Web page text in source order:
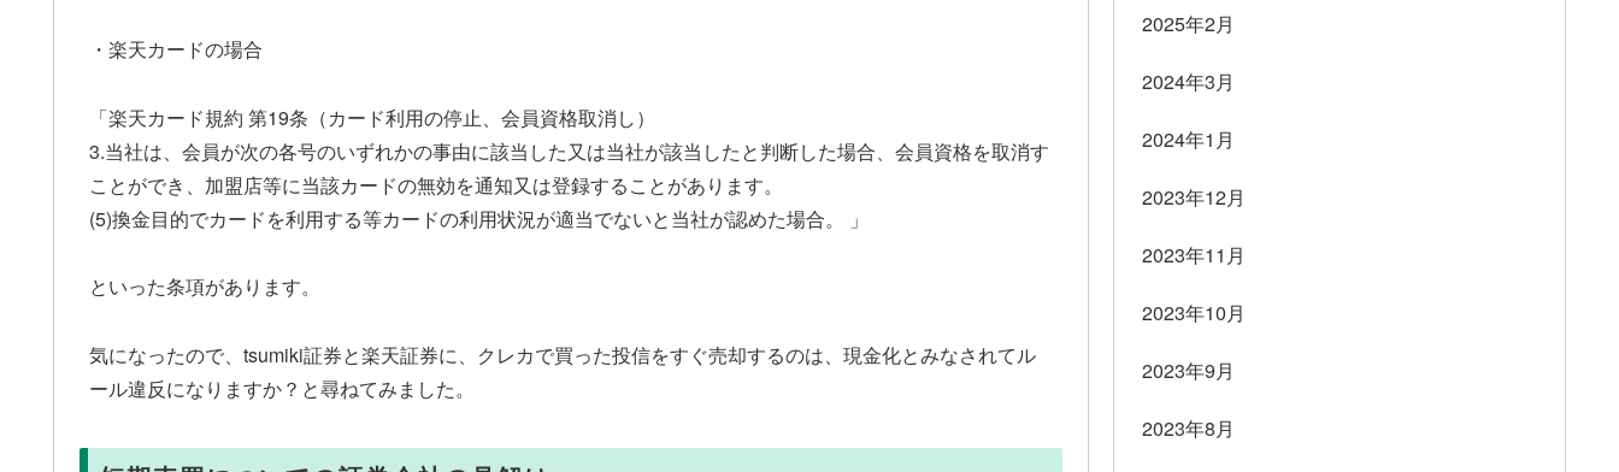
・楽天カードの場合
「楽天カード規約 第19条（カード利用の停止、会員資格取消し）
3.当社は、会員が次の各号のいずれかの事由に該当した又は当社が該当したと判断した場合、会員資格を取消す
ことができ、加盟店等に当該カードの無効を通知又は登録することがあります。
(5)換金目的でカードを利用する等カードの利用状況が適当でないと当社が認めた場合。 」
といった条項があります。
気になったので、tsumiki証券と楽天証券に、クレカで買った投信をすぐ売却するのは、現金化とみなされてル
ール違反になりますか？と尋ねてみました。
2025年2月
2024年3月
2024年1月
2023年12月
2023年11月
2023年10月
2023年9月
2023年8月